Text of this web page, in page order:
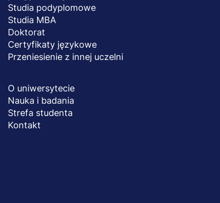
Studia podyplomowe
Studia MBA
Doktorat
Certyfikaty językowe
Przeniesienie z innej uczelni
O uniwersytecie
Nauka i badania
Strefa studenta
Kontakt